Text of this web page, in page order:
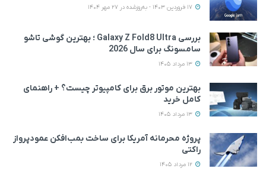
بررسی Galaxy Z Fold8 Ultra ؛ بهترین گوشی تاشو
سامسونگ برای سال 2026
بهترین موتور برق برای کامپیوتر چیست؟ + راهنمای
کامل خرید
پروژه محرمانه آمریکا برای ساخت بمب‌افکن عمودپرواز
راکتی